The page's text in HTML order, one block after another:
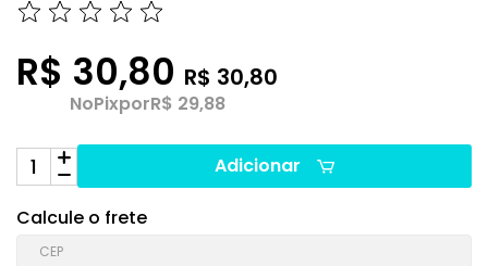
R$ 30,80 R$ 30,80
NoPixporR$ 29,88
Adicionar
Calcule o frete